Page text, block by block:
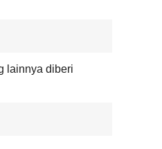
lainnya diberi